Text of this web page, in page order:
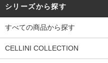
シリーズから探す
すべての商品から探す
CELLINI COLLECTION